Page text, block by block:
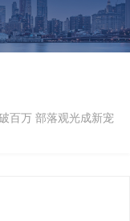
百万 部落观光成新宠